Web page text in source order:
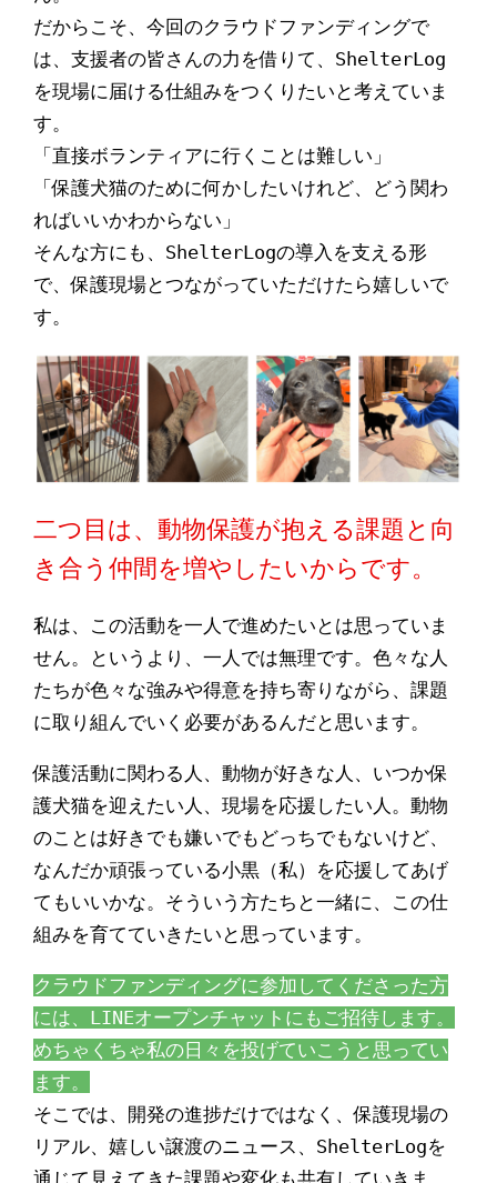
だからこそ、今回のクラウドファンディングで
は、支援者の皆さんの力を借りて、ShelterLog
を現場に届ける仕組みをつくりたいと考えていま
す。
「直接ボランティアに行くことは難しい」
「保護犬猫のために何かしたいけれど、どう関わ
ればいいかわからない」
そんな方にも、ShelterLogの導入を支える形
で、保護現場とつながっていただけたら嬉しいで
す。
二つ目は、動物保護が抱える課題と向
き合う仲間を増やしたいからです。
私は、この活動を一人で進めたいとは思っていま
せん。というより、一人では無理です。色々な人
たちが色々な強みや得意を持ち寄りながら、課題
に取り組んでいく必要があるんだと思います。
保護活動に関わる人、動物が好きな人、いつか保
護犬猫を迎えたい人、現場を応援したい人。動物
のことは好きでも嫌いでもどっちでもないけど、
なんだか頑張っている小黒（私）を応援してあげ
てもいいかな。そういう方たちと一緒に、この仕
組みを育てていきたいと思っています。
クラウドファンディングに参加してくださった方
には、LINEオープンチャットにもご招待します。
めちゃくちゃ私の日々を投げていこうと思ってい
ます。
そこでは、開発の進捗だけではなく、保護現場の
リアル、嬉しい譲渡のニュース、ShelterLogを
通じて見えてきた課題や変化も共有していきま